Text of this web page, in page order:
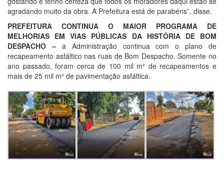
agradando muito da obra. A Prefeitura está de parabéns”, disse.
PREFEITURA CONTINUA O MAIOR PROGRAMA DE
MELHORIAS EM VIAS PÚBLICAS DA HISTÓRIA DE BOM
DESPACHO –a Administração continua com o plano de
recapeamento asfáltico nas ruas de Bom Despacho. Somente no
ano passado, foram cerca de 100 mil m² de recapeamentos e
mais de 25 mil m² de pavimentação asfáltica.